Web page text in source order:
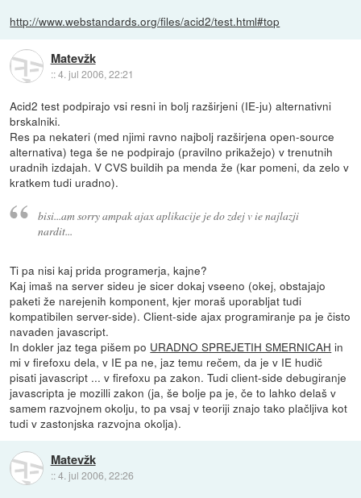
http://www.webstandards.org/files/acid2/test.html#top
Matevžk
::4. jul 2006, 22:21
Acid2 test podpirajo vsi resni in bolj razširjeni (IE-ju) alternativni
brskalniki.
Res pa nekateri (med njimi ravno najbolj razširjena open-source
alternativa) tega še ne podpirajo (pravilno prikažejo) v trenutnih
uradnih izdajah. V CVS buildih pa menda že (kar pomeni, da zelo v
kratkem tudi uradno).
bisi...am sorry ampak ajax aplikacije je do zdej v ie najlazji
nardit...
Ti pa nisi kaj prida programerja, kajne?
Kaj imaš na server sideu je sicer dokaj vseeno (okej, obstajajo
paketi že narejenih komponent, kjer moraš uporabljat tudi
kompatibilen server-side). Client-side ajax programiranje pa je čisto
navaden javascript.
In dokler jaz tega pišem po URADNO SPREJETIH SMERNICAH in
mi v firefoxu dela, v IE pa ne, jaz temu rečem, da je v IE hudič
pisati javascript ... v firefoxu pa zakon. Tudi client-side debugiranje
javascripta je mozilli zakon (ja, še bolje pa je, če to lahko delaš v
samem razvojnem okolju, to pa vsaj v teoriji znajo tako plačljiva kot
tudi v zastonjska razvojna okolja).
Matevžk
::4. jul 2006, 22:26